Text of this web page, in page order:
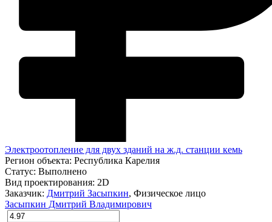
Электроотопление для двух зданий на ж.д. станции кемь
Регион объекта: Республика Карелия
Статус: Выполнено
Вид проектирования: 2D
Заказчик: Дмитрий Засыпкин, Физическое лицо
Засыпкин Дмитрий Владимирович